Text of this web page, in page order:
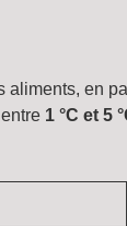
en
1 °C et 5